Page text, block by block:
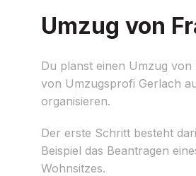
Umzug von
Du planst einen Umzug
von Umzugsprofi Gerlach
organisieren.
Der erste Schritt besteht
Beispiel das Beantragen
Wohnsitzes.